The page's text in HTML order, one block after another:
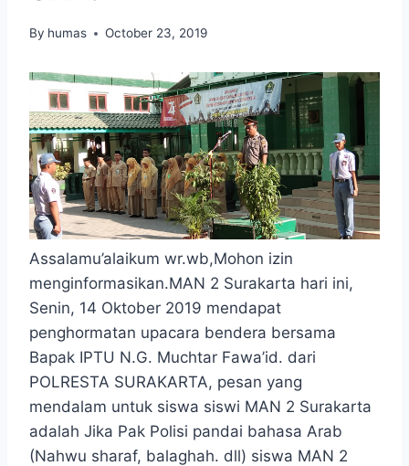
By humas October 23, 2019
Assalamu’alaikum wr.wb,Mohon izin
menginformasikan.MAN 2 Surakarta hari ini,
Senin, 14 Oktober 2019 mendapat
penghormatan upacara bendera bersama
Bapak IPTU N.G. Muchtar Fawa’id. dari
POLRESTA SURAKARTA, pesan yang
mendalam untuk siswa siswi MAN 2 Surakarta
adalah Jika Pak Polisi pandai bahasa Arab
(Nahwu sharaf, balaghah. dll) siswa MAN 2